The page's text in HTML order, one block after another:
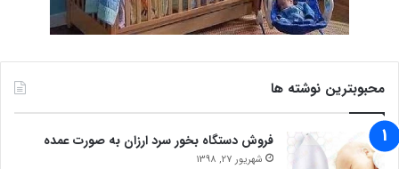
محبوبترین نوشته ها
فروش دستگاه بخور سرد ارزان به صورت عمده
شهریور 27, 1398